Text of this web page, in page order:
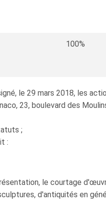
100%
le 29 mars 2018, les
23, boulevard des
;
:
le courtage
d'antiquités en